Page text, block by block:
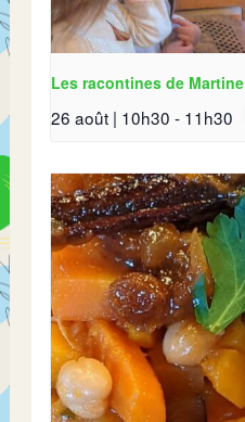
Les racontines de Martine
26 août | 10h30 - 11h30